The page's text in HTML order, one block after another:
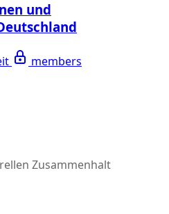
und
members
Zusammenhalt